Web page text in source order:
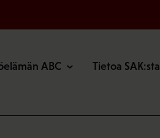
ABC Tietoa SAK:sta